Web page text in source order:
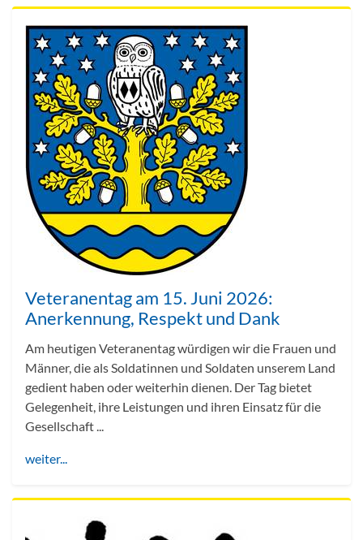
Veteranentag am 15. Juni 2026:
Anerkennung, Respekt und Dank
Am heutigen Veteranentag würdigen wir die Frauen und
Männer, die als Soldatinnen und Soldaten unserem Land
gedient haben oder weiterhin dienen. Der Tag bietet
Gelegenheit, ihre Leistungen und ihren Einsatz für die
Gesellschaft ...
weiter...